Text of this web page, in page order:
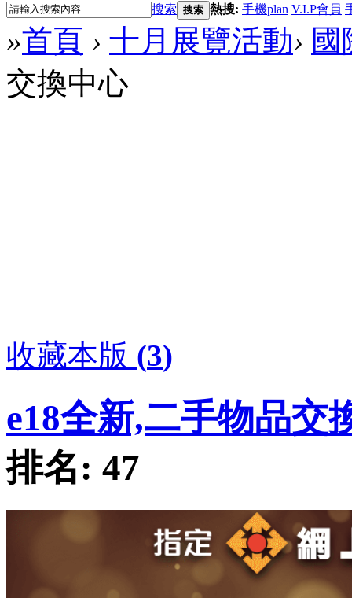
搜索 搜索 熱搜: 手機plan V.I.P會員
»首頁 › 十月展覽活動› 國
交換中心
收藏本版 (3)
e18全新,二手物品交
排名: 47